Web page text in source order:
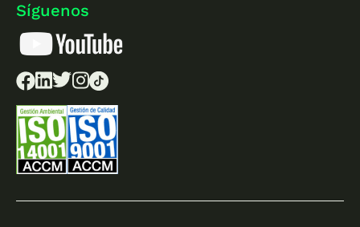
Síguenos